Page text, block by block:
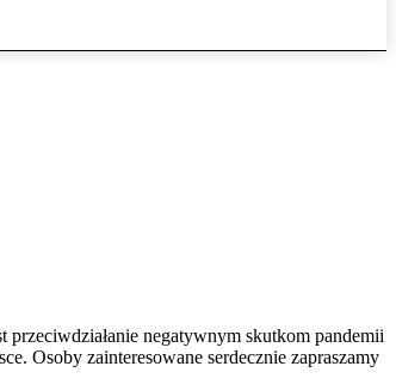
negatywnym skutkom pandemii
Osoby zainteresowane serdecznie zapraszamy